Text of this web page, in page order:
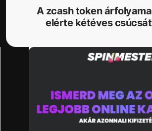
A zcash token árfolyama
elérte kétéves csúcsát